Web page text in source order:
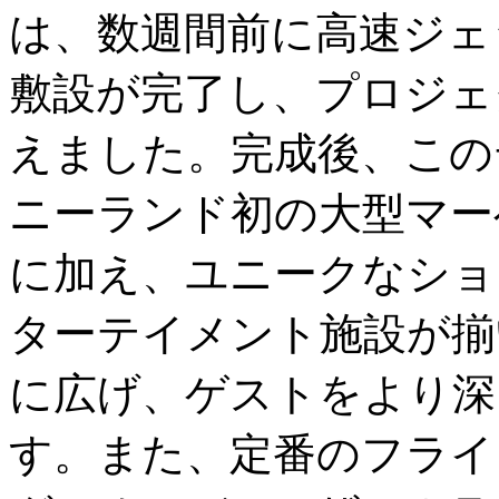
は、数週間前に高速ジ
敷設が完了し、プロジ
えました。完成後、こ
ニーランド初の大型マ
に加え、ユニークなシ
ターテイメント施設が
に広げ、ゲストをより
す。また、定番のフラ